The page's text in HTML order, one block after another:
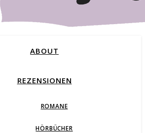
ABOUT
REZENSIONEN
ROMANE
HÖRBÜCHER